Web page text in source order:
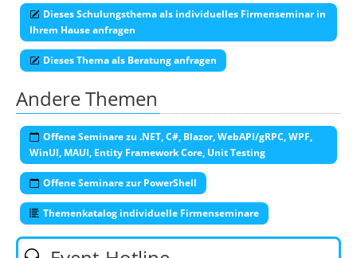
Dieses Schulungsthema als individuelles Firmenseminar in
Ihrem Hause anfragen
Dieses Thema als Beratung anfragen
Andere Themen
Offene Seminare zu .NET, C#, Blazor, WebAPI/gRPC, WPF,
WinUI, MAUI, Entity Framework Core, Unit Testing
Offene Seminare zur PowerShell
Themenkatalog individuelle Firmenseminare